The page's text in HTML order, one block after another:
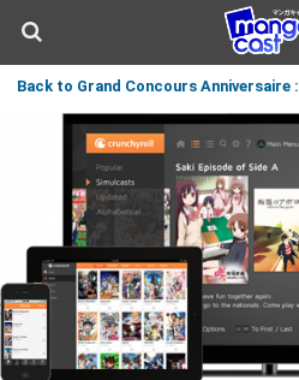
Back to Grand Concours Anniversaire